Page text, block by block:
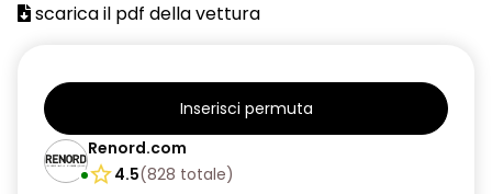
assistenza alla partenza in salita
commutazione automatica abbaglianti/ anabbaglianti
consolle centrale con vano portaoggetti + bracciolo
scarica il pdf della vettura
Inserisci permuta
Renord.com
4.5(828 totale)